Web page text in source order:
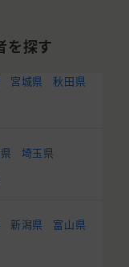
を探す
宮城県
秋田県
埼玉県
新潟県
富山県